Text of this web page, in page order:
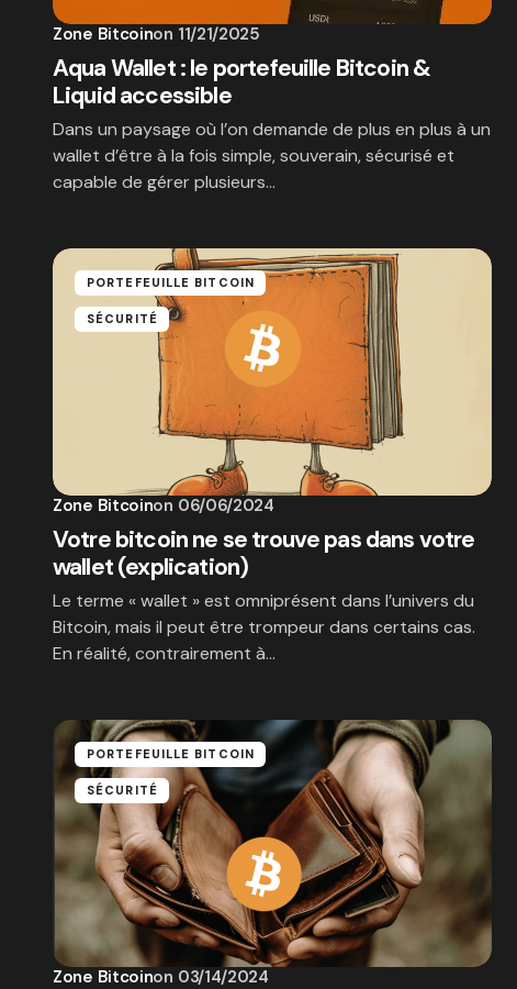
Zone Bitcoinon 11/21/2025
Aqua Wallet : le portefeuille Bitcoin &
Liquid accessible
Dans un paysage où l’on demande de plus en plus à un
wallet d’être à la fois simple, souverain, sécurisé et
capable de gérer plusieurs…
PORTEFEUILLE BITCOIN
SÉCURITÉ
Zone Bitcoinon 06/06/2024
Votre bitcoin ne se trouve pas dans votre
wallet (explication)
Le terme « wallet » est omniprésent dans l’univers du
Bitcoin, mais il peut être trompeur dans certains cas.
En réalité, contrairement à…
PORTEFEUILLE BITCOIN
SÉCURITÉ
Zone Bitcoinon 03/14/2024